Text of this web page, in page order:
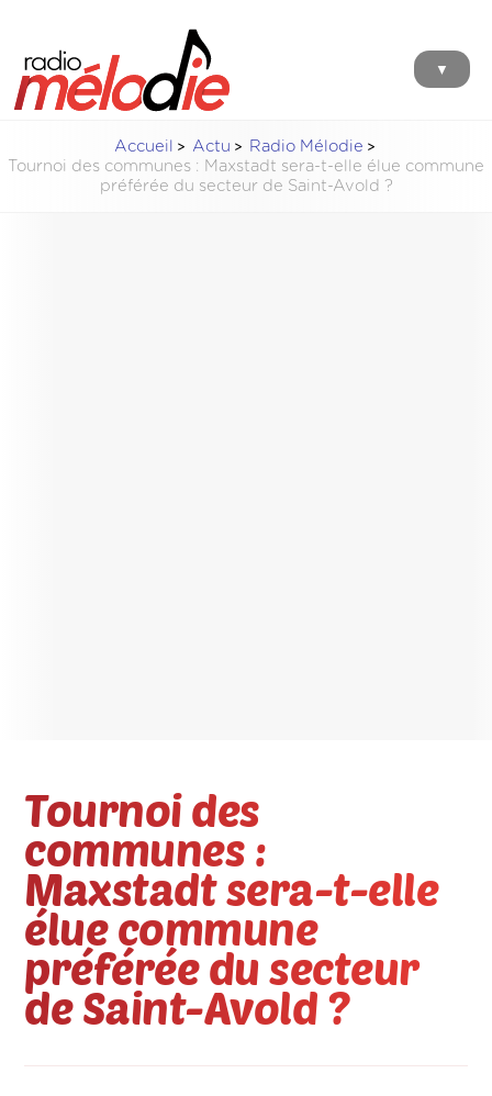
▼
Accueil Actu
Radio Mélodie
Tournoi des communes : Maxstadt sera-t-elle élue commune
préférée du secteur de Saint-Avold ?
Tournoi des
communes :
Maxstadt sera-t-elle
élue commune
préférée du secteur
de Saint-Avold ?